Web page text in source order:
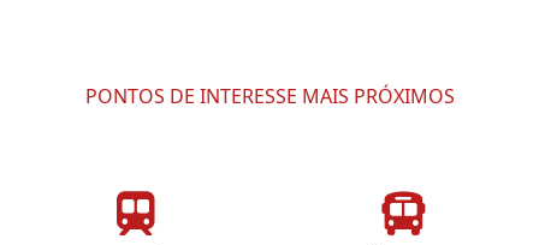
PONTOS DE INTERESSE MAIS PRÓXIMOS